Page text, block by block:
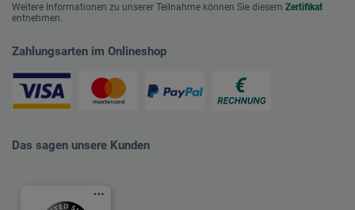
Weitere Informationen zu unserer Teilnahme können Sie diesem Zertifikat
entnehmen.
Zahlungsarten im Onlineshop
Das sagen unsere Kunden